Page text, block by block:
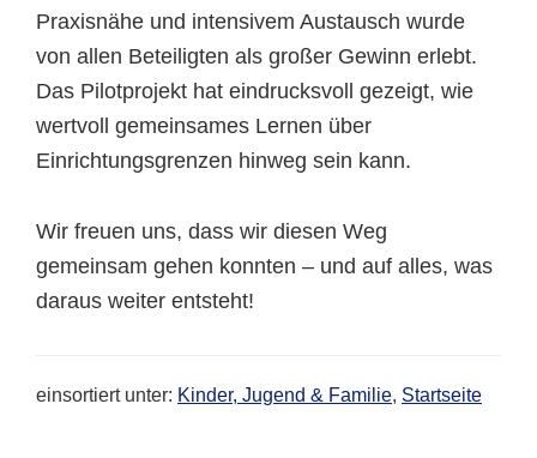
Praxisnähe und intensivem Austausch wurde
von allen Beteiligten als großer Gewinn erlebt.
Das Pilotprojekt hat eindrucksvoll gezeigt, wie
wertvoll gemeinsames Lernen über
Einrichtungsgrenzen hinweg sein kann.
Wir freuen uns, dass wir diesen Weg
gemeinsam gehen konnten – und auf alles, was
daraus weiter entsteht!
einsortiert unter: Kinder, Jugend & Familie, Startseite